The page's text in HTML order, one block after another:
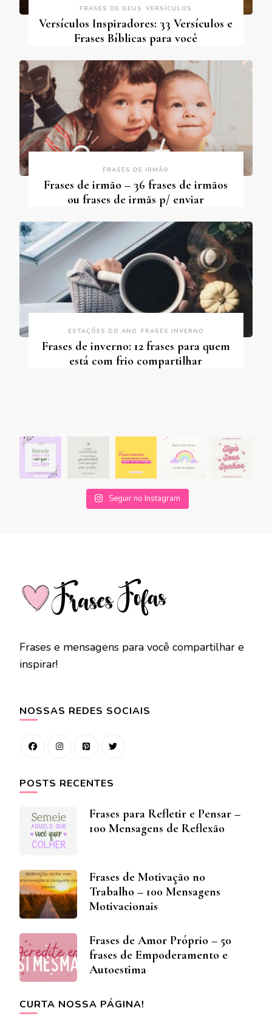
FRASES DE DEUS VERSÍCULOS
Versículos Inspiradores: 33 Versículos e
Frases Bíblicas para você
FRASES DE IRMÃO
Frases de irmão – 36 frases de irmãos
ou frases de irmãs p/ enviar
ESTAÇÕES DO ANO FRASES INVERNO
Frases de inverno: 12 frases para quem
está com frio compartilhar
Seguir no Instagram
Frases e mensagens para você compartilhar e
inspirar!
NOSSAS REDES SOCIAIS
POSTS RECENTES
Frases para Refletir e Pensar –
100 Mensagens de Reflexão
Frases de Motivação no
Trabalho – 100 Mensagens
Motivacionais
Frases de Amor Próprio – 50
frases de Empoderamento e
Autoestima
CURTA NOSSA PÁGINA!